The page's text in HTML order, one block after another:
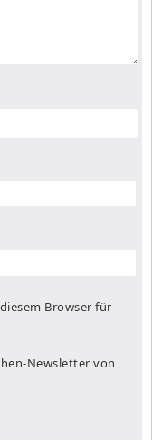
Browser für
Newsletter von